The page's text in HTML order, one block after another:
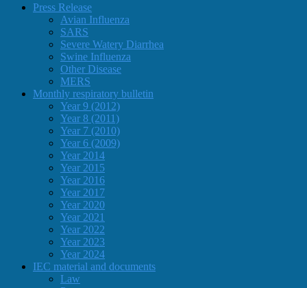
Press Release
Avian Influenza
SARS
Severe Watery Diarrhea
Swine Influenza
Other Disease
MERS
Monthly respiratory bulletin
Year 9 (2012)
Year 8 (2011)
Year 7 (2010)
Year 6 (2009)
Year 2014
Year 2015
Year 2016
Year 2017
Year 2020
Year 2021
Year 2022
Year 2023
Year 2024
IEC material and documents
Law